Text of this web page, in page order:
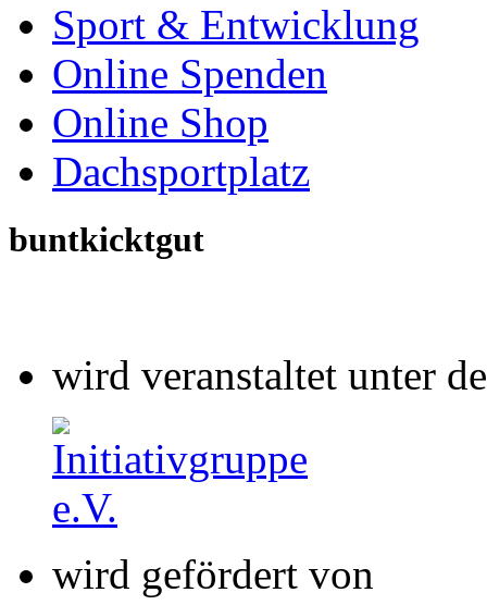
Sport & Entwicklung
Online Spenden
Online Shop
Dachsportplatz
buntkicktgut
wird veranstaltet unter
wird gefördert von